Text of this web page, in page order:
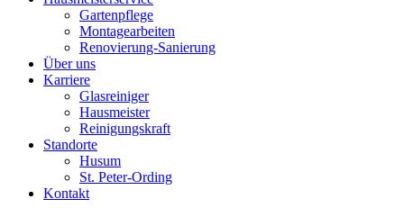
Gartenpflege
Montagearbeiten
Renovierung-Sanierung
Über uns
Karriere
Glasreiniger
Hausmeister
Reinigungskraft
Standorte
Husum
St. Peter-Ording
Kontakt